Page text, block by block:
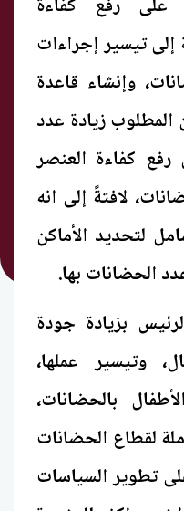
على رفع كفاءة
إلى تيسير إجراءات
وإنشاء قاعدة
المطلوب زيادة عدد
رفع كفاءة العنصر
لافتةً إلى انه
لتحديد الأماكن
الحضانات بها.
بزيادة جودة
وتيسير عملها،
بالحضانات،
لقطاع الحضانات
تطوير السياسات